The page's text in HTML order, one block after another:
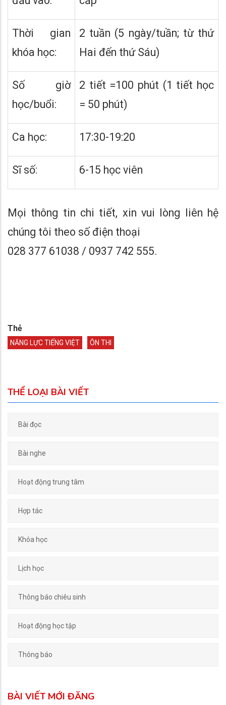
Thời gian
khóa học:
2 tuần (5 ngày/tuần; từ thứ
Hai đến thứ Sáu)
Số giờ
học/buổi:
2 tiết =100 phút (1 tiết học
= 50 phút)
Ca học: 17:30-19:20
Sĩ số: 6-15 học viên
Mọi thông tin chi tiết, xin vui lòng liên hệ
chúng tôi theo số điện thoại
028 377 61038 / 0937 742 555.
Thẻ
NĂNG LỰC TIẾNG VIỆT ÔN THI
THỂ LOẠI BÀI VIẾT
Bài đọc
Bài nghe
Hoạt động trung tâm
Hợp tác
Khóa học
Lịch học
Thông báo chiêu sinh
Hoạt động học tập
Thông báo
BÀI VIẾT MỚI ĐĂNG